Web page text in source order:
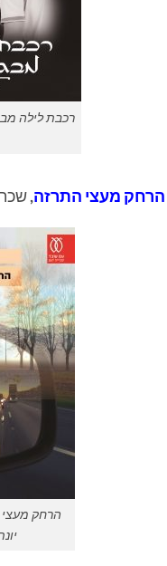
רכבת לילה
הרחק מעצי התרזה,
הרחק